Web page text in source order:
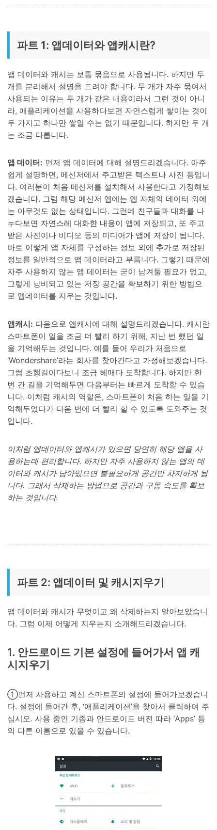
파트 1: 앱데이터와 앱캐시란?
앱 데이터와 캐시는 보통 묶음으로 사용됩니다. 하지만 두
개를 분리해서 설명을 드려야 합니다. 두 개가 자주 묶여서
사용되는 이유는 두 개가 같은 내용이라서 그런 것이 아니
라, 애플리케이션을 사용하다보면 자연스럽게 쌓이는 것이
두 가지고 하나만 쌓일 수는 없기 때문입니다. 하지만 두 개
는 조금 다릅니다.
앱 데이터: 먼저 앱 데이터에 대해 설명드리겠습니다. 아주
쉽게 설명하면, 메신저에서 주고받은 텍스트나 사진 등입니
다. 여러분이 처음 메신저를 설치해서 사용한다고 가정해보
겠습니다. 그럼 해당 메신저 앱에는 앱 자체의 데이터 외에
는 아무것도 없는 상태입니다. 그런데 친구들과 대화를 나
누다보면 자연스레 대화한 내용이 앱에 저장되고, 또 주고
받은 사진이나 비디오 등의 미디어가 앱에 저장이 됩니다.
바로 이렇게 앱 자체를 구성하는 정보 외에 추가로 저장된
정보를 일반적으로 앱 데이터라고 부릅니다. 그렇기 때문에
자주 사용하지 않는 앱 데이터는 굳이 남겨둘 필요가 없고,
그렇게 낭비되고 있는 저장 공간을 확보하기 위한 방법으
로 앱데이터를 지우는 것입니다.
앱캐시: 다음으로 앱캐시에 대해 설명드리겠습니다. 캐시란
스마트폰이 일을 조금 더 빨리 하기 위해, 지난 번 했던 일
을 기억해두는 것입니다. 예를 들어 우리가 처음으로
‘Wondershare’라는 회사를 찾아간다고 가정해보겠습니다.
그럼 초행길이다보니 조금 헤매다 도착합니다. 하지만 한
번 간 길을 기억해두면 다음부터는 빠르게 도착할 수 있습
니다. 이처럼 캐시의 역할은, 스마트폰이 처음 하는 일을 기
억해두었다가 다음 번에 더 빨리 할 수 있도록 도와주는 것
입니다.
이처럼 앱데이터와 앱캐시가 있으면 당연히 해당 앱을 사
용하는데 편리합니다. 하지만 자주 사용하지 않는 앱의 데
이터와 캐시가 남아있으면 불필요하게 공간만 차지하게 됩
니다. 그래서 삭제하는 방법으로 공간과 구동 속도를 확보
하는 것입니다.
파트 2: 앱데이터 및 캐시지우기
앱 데이터와 캐시가 무엇이고 왜 삭제하는지 알아보았습니
다. 그럼 이제 어떻게 지우는지 소개해드리겠습니다.
1. 안드로이드 기본 설정에 들어가서 앱 캐
시지우기
①먼저 사용하고 계신 스마트폰의 설정에 들어가보겠습니
다. 설정에 들어간 후, ‘애플리케이션’을 찾아서 클릭하여 주
십시오. 사용 중인 기종과 안드로이드 버전 따라 ‘Apps’ 등
의 다른 이름으로 있을 수 있습니다.